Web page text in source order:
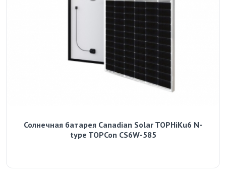
Солнечная батарея Canadian Solar TOPHiKu6 N-
type TOPCon CS6W-585